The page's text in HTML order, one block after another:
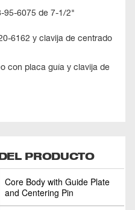
95-6075 de 7-1/2"
6162 y clavija de centrado
con placa guía y clavija de
PRODUCTO
Core Body with Guide Plate
and Centering Pin